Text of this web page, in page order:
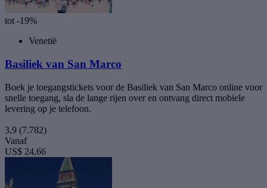
tot -19%
Venetië
Basiliek van San Marco
Boek je toegangstickets voor de Basiliek van San Marco online voor
snelle toegang, sla de lange rijen over en ontvang direct mobiele
levering op je telefoon.
3,9 (7.782)
Vanaf
US$ 24,66